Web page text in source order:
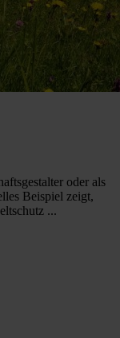
oder als
Beispiel zeigt,
...